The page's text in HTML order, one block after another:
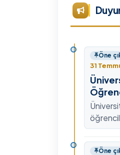
Öne
31
0478
Öne